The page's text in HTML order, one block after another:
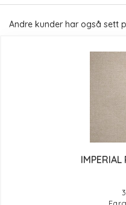
Andre kunder har også sett
IMPERIAL